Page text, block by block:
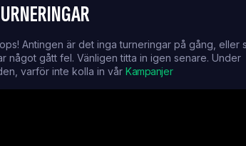
Antingen är det inga turneringar på gång, eller
något gått fel. Vänligen titta in igen senare. Under
varför inte kolla in vår Kampanjer